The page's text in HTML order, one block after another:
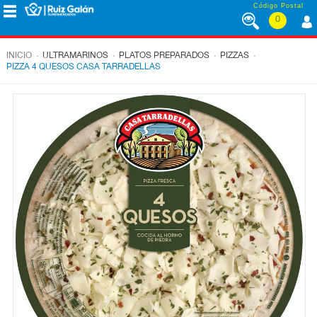
Saltar al contenido Código Postal
0
CORPORATIVO
DESAYUNO
MERIENDA
LÁCTEOS
CONGELADOS
INICIO . ULTRAMARINOS . PLATOS PREPARADOS . PIZZAS .
PIZZA 4 QUESOS CASA TARRADELLAS